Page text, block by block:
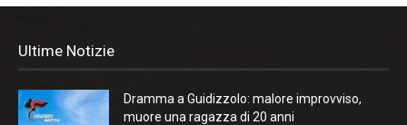
Ultime Notizie
Dramma a Guidizzolo: malore improvviso,
muore una ragazza di 20 anni